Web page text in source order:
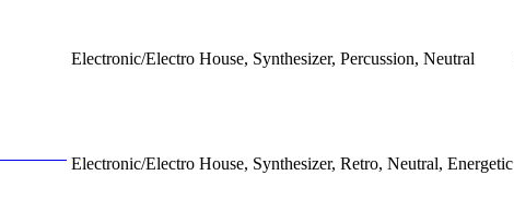
Electronic/Electro House, Synthesizer, Percussion, Neutral
Electronic/Electro House, Synthesizer, Retro, Neutral, Energetic